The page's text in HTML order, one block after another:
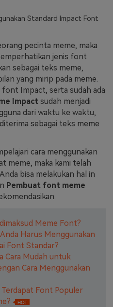
Hubungi Kami
Standard Impact Font
pecinta meme, maka
jenis font
sebagai teks meme,
yang mirip pada meme.
Impact, serta sudah ada
Impact sudah menjadi
dari waktu ke waktu,
sebagai teks meme
cara menggunakan
meme, maka kami telah
bisa melakukan hal in
Pembuat font meme
Meme Font?
Harus Menggunakan
Font Standar?
Cara Mudah untuk
Cara Menggunakan
Terdapat Font Populer